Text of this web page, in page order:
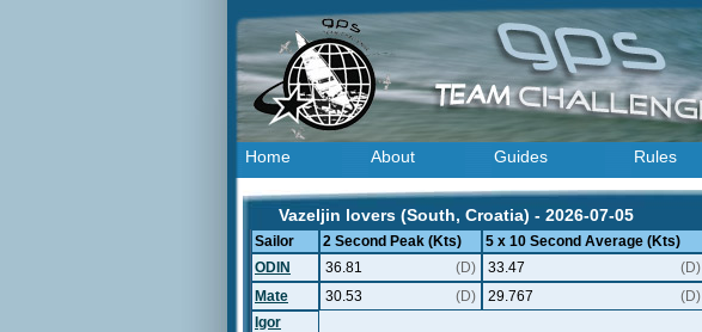
Home About Guides Rules
Vazeljin lovers (South, Croatia) - 2026-07-05
Sailor 2 Second Peak (Kts) 5 x 10 Second Average (Kts)
ODIN
36.81 (D) 33.47 (D)
Mate
30.53 (D) 29.767 (D)
Igor